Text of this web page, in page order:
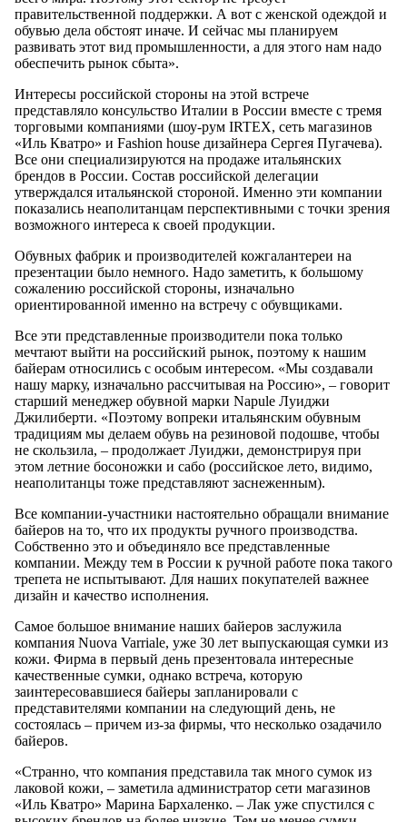
правительственной поддержки. А вот с женской одеждой и
обувью дела обстоят иначе. И сейчас мы планируем
развивать этот вид промышленности, а для этого нам надо
обеспечить рынок сбыта».
Интересы российской стороны на этой встрече
представляло консульство Италии в России вместе с тремя
торговыми компаниями (шоу-рум IRTEX, сеть магазинов
«Иль Кватро» и Fashion house дизайнера Сергея Пугачева).
Все они специализируются на продаже итальянских
брендов в России. Состав российской делегации
утверждался итальянской стороной. Именно эти компании
показались неаполитанцам перспективными с точки зрения
возможного интереса к своей продукции.
Обувных фабрик и производителей кожгалантереи на
презентации было немного. Надо заметить, к большому
сожалению российской стороны, изначально
ориентированной именно на встречу с обувщиками.
Все эти представленные производители пока только
мечтают выйти на российский рынок, поэтому к нашим
байерам относились с особым интересом. «Мы создавали
нашу марку, изначально рассчитывая на Россию», – говорит
старший менеджер обувной марки Napule Луиджи
Джилиберти. «Поэтому вопреки итальянским обувным
традициям мы делаем обувь на резиновой подошве, чтобы
не скользила, – продолжает Луиджи, демонстрируя при
этом летние босоножки и сабо (российское лето, видимо,
неаполитанцы тоже представляют заснеженным).
Все компании-участники настоятельно обращали внимание
байеров на то, что их продукты ручного производства.
Собственно это и объединяло все представленные
компании. Между тем в России к ручной работе пока такого
трепета не испытывают. Для наших покупателей важнее
дизайн и качество исполнения.
Самое большое внимание наших байеров заслужила
компания Nuova Varriale, уже 30 лет выпускающая сумки из
кожи. Фирма в первый день презентовала интересные
качественные сумки, однако встреча, которую
заинтересовавшиеся байеры запланировали с
представителями компании на следующий день, не
состоялась – причем из-за фирмы, что несколько озадачило
байеров.
«Странно, что компания представила так много сумок из
лаковой кожи, – заметила администратор сети магазинов
«Иль Кватро» Марина Бархаленко. – Лак уже спустился с